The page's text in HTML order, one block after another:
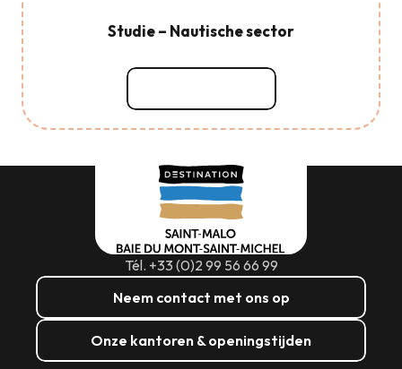
Studie – Nautische sector
Tél. +33 (0)2 99 56 66 99
Neem contact met ons op
Onze kantoren & openingstijden